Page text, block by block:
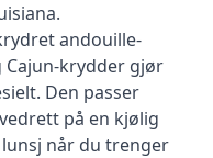
andouille-
Cajun-krydder gjør
Den passer
på en kjølig
når du trenger